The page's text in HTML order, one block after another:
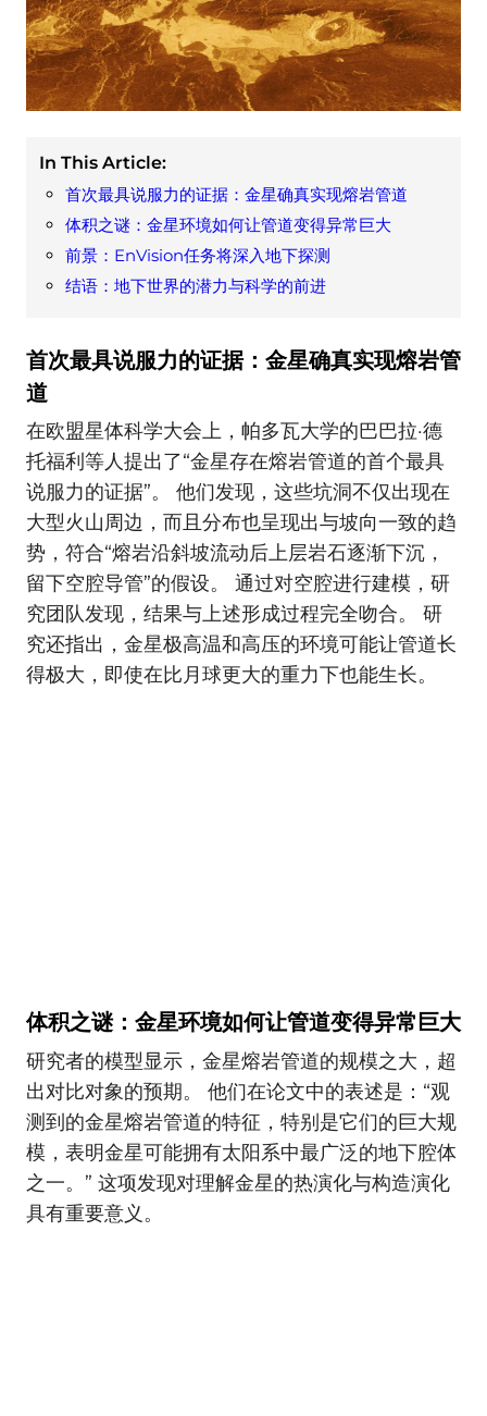
In This Article:
首次最具说服力的证据：金星确真实现熔岩管道
体积之谜：金星环境如何让管道变得异常巨大
前景：EnVision任务将深入地下探测
结语：地下世界的潜力与科学的前进
首次最具说服力的证据：金星确真实现熔岩管
道
在欧盟星体科学大会上，帕多瓦大学的巴巴拉·德
托福利等人提出了“金星存在熔岩管道的首个最具
说服力的证据”。 他们发现，这些坑洞不仅出现在
大型火山周边，而且分布也呈现出与坡向一致的趋
势，符合“熔岩沿斜坡流动后上层岩石逐渐下沉，
留下空腔导管”的假设。 通过对空腔进行建模，研
究团队发现，结果与上述形成过程完全吻合。 研
究还指出，金星极高温和高压的环境可能让管道长
得极大，即使在比月球更大的重力下也能生长。
体积之谜：金星环境如何让管道变得异常巨大
研究者的模型显示，金星熔岩管道的规模之大，超
出对比对象的预期。 他们在论文中的表述是：“观
测到的金星熔岩管道的特征，特别是它们的巨大规
模，表明金星可能拥有太阳系中最广泛的地下腔体
之一。” 这项发现对理解金星的热演化与构造演化
具有重要意义。